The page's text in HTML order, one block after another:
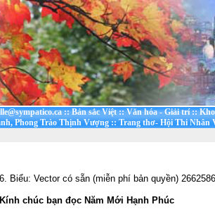
::Bản sắc Việt::Văn hóa - Giải trí::
Phong Trào Thịnh Vượng::Trang thơ- Hội Thi Nhân
Kính chúc bạn đọc Năm Mới Hạnh Phúc